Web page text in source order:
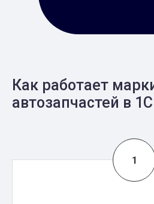
Как работает
автозапчастей в 1С